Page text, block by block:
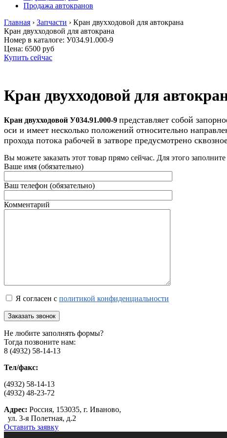
Продажа автокранов
Главная › Запчасти › Кран двухходовой для автокрана
Кран двухходовой для автокрана
Номер в каталоге: У034.91.000-9
Цена: 6500 руб
Купить сейчас
Кран двухходовой для
Кран двухходовой У034.91.000-9 представляет собой
оси и имеет несколько положений относительно
прохода потока рабочей в затворе предусмотрено
Вы можете заказать этот товар прямо сейчас. Для этого
Ваше имя (обязательно)
Ваш телефон (обязательно)
Комментарий
Я согласен с политикой конфиденциальности
Не любите заполнять формы?
Тогда позвоните нам:
8 (4932) 58-14-13
Тел/факс:
(4932) 58-14-13
(4932) 48-23-72
Адрес: Россия, 153035, г. Иваново,
ул. 3-я Полетная, д.2
Оставить заявку